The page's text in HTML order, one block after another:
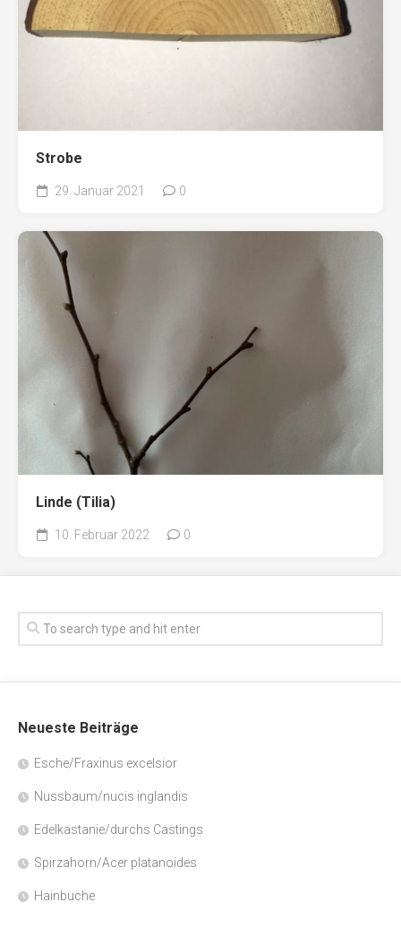
Strobe
29. Januar 2021 0
Linde (Tilia)
10. Februar 2022 0
Neueste Beiträge
Esche/Fraxinus excelsior
Nussbaum/nucis inglandis
Edelkastanie/durchs Castings
Spirzahorn/Acer platanoides
Hainbuche